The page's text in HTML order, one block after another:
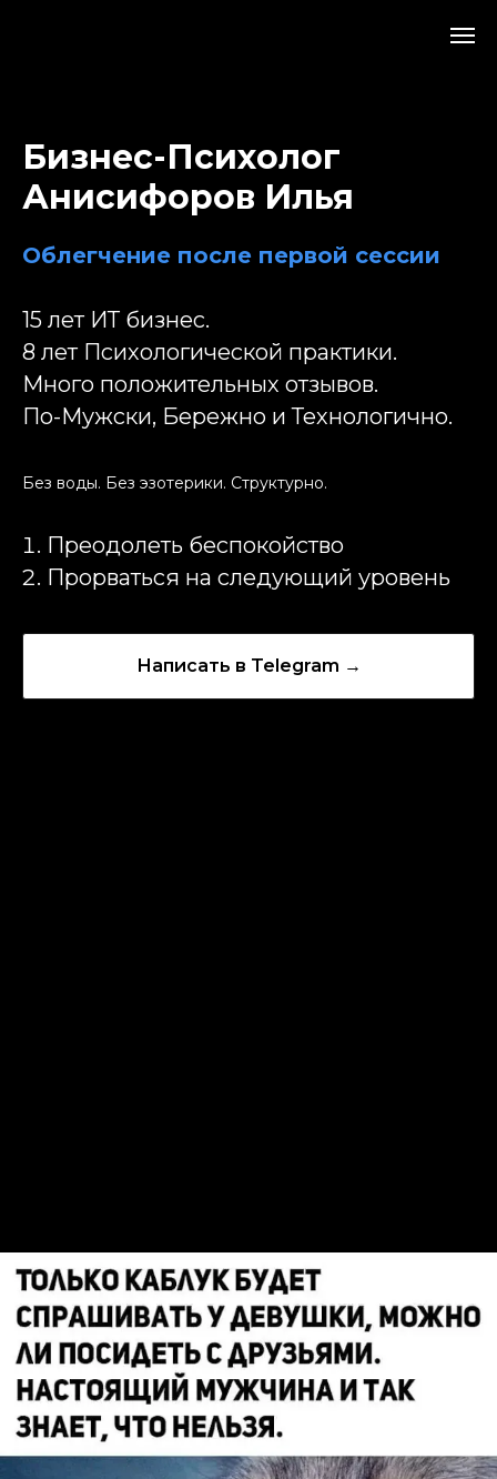
Бизнес-Психолог
Анисифоров Илья
Облегчение после первой сессии
15 лет ИТ бизнес.
8 лет Психологической практики.
Много положительных отзывов.
По-Мужски, Бережно и Технологично.
Без воды. Без эзотерики. Структурно.
Преодолеть беспокойство
Прорваться на следующий уровень
Написать в Telegram →